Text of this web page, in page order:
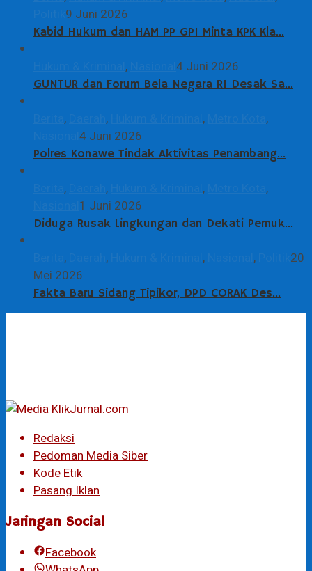
9 Juni 2026
Kabid Hukum dan HAM PP GPI Minta KPK Kla…
, 4 Juni 2026
GUNTUR dan Forum Bela Negara RI Desak Sa…
, , ,
,
4 Juni 2026
Polres Konawe Tindak Aktivitas Penambang…
, , ,
,
1 Juni 2026
Diduga Rusak Lingkungan dan Dekati Pemuk…
, , , ,
20
Mei 2026
Fakta Baru Sidang Tipikor, DPD CORAK Des…
Redaksi
Pedoman Media Siber
Kode Etik
Pasang Iklan
Jaringan Social
Facebook